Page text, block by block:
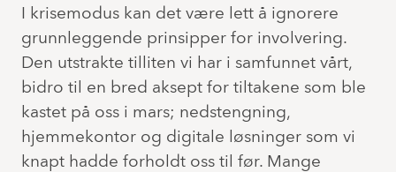
I krisemodus kan det være lett å ignorere
grunnleggende prinsipper for involvering.
Den utstrakte tilliten vi har i samfunnet vårt,
bidro til en bred aksept for tiltakene som ble
kastet på oss i mars; nedstengning,
hjemmekontor og digitale løsninger som vi
knapt hadde forholdt oss til før. Mange